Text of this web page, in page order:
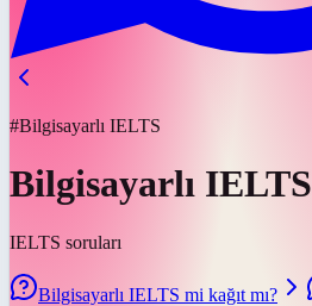
#Bilgisayarlı IELTS
Bilgisayarlı IELTS
IELTS soruları
Bilgisayarlı IELTS mi kağıt mı?